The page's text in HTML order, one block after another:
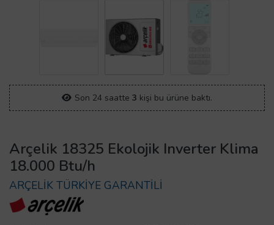
Son 24 saatte 3 kişi bu ürüne baktı.
Arçelik 18325 Ekolojik Inverter Klima
18.000 Btu/h
ARÇELİK TÜRKİYE GARANTİLİ